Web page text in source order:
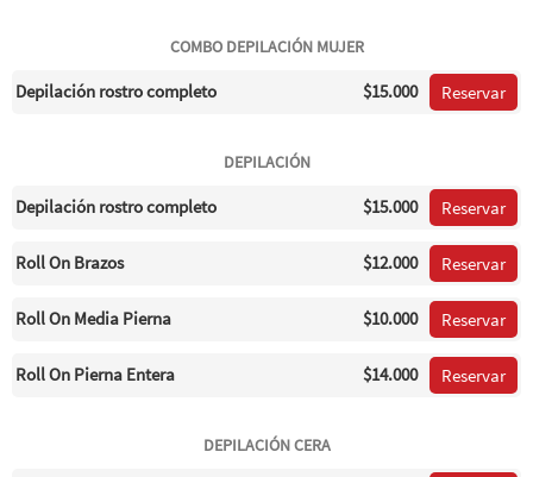
COMBO DEPILACIÓN MUJER
Depilación rostro completo $15.000 Reservar
DEPILACIÓN
Depilación rostro completo $15.000 Reservar
Roll On Brazos $12.000 Reservar
Roll On Media Pierna $10.000 Reservar
Roll On Pierna Entera $14.000 Reservar
DEPILACIÓN CERA